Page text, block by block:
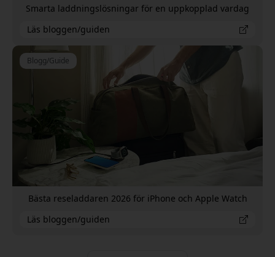
Smarta laddningslösningar för en uppkopplad vardag
Läs bloggen/guiden
Blogg/Guide
Bästa reseladdaren 2026 för iPhone och Apple Watch
Läs bloggen/guiden